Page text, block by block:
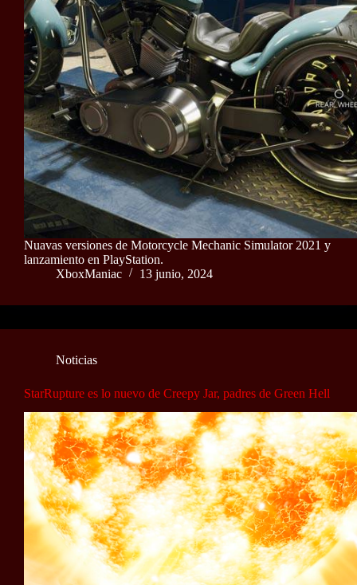
Nuavas versiones de Motorcycle Mechanic Simulator 2021 y
lanzamiento en PlayStation.
XboxManiac
13 junio, 2024
Noticias
StarRupture es lo nuevo de Creepy Jar, padres de Green Hell